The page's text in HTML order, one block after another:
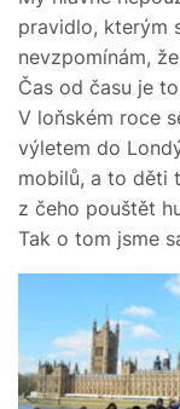
pravidlo, kterým
nevzpomínám,
Čas od času je
V loňském roce
výletem do
mobilů, a to děti
z čeho pouštět
Tak o tom jsme